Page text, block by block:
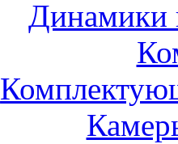
Динамики